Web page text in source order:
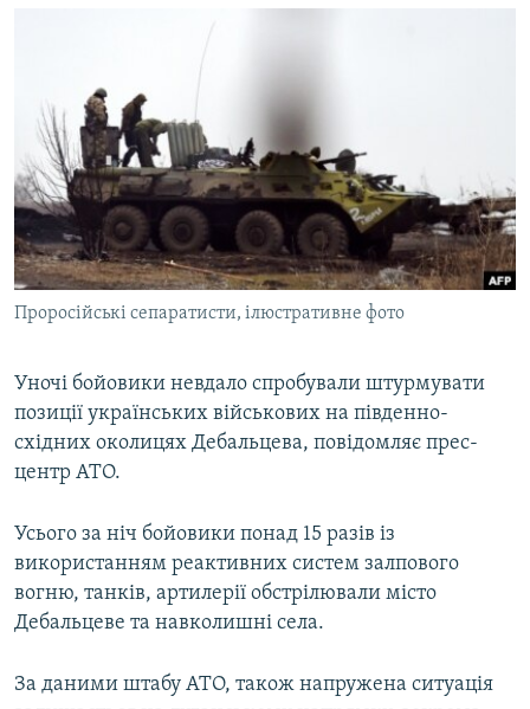
СПЕЦПРОЕКТИ
ДЕПОРТАЦІЯ
ВІДЕОУРОКИ «ELIFBE»
СВІДЧЕННЯ ОКУПАЦІЇ
УКРАЇНСЬКА ПРОБЛЕМА КРИМУ
ІНФОГРАФІКА
ЯК ОБІЙТИ БЛОКУВАННЯ
Русский
Qırımtatar
ДОЛУЧАЙСЯ!
Усі сайти RFE/RL
Проросійські сепаратисти, ілюстративне фото
Уночі бойовики невдало спробували штурмувати
позиції українських військових на південно-
східних околицях Дебальцева, повідомляє прес-
центр АТО.
Усього за ніч бойовики понад 15 разів із
використанням реактивних систем залпового
вогню, танків, артилерії обстрілювали місто
Дебальцеве та навколишні села.
За даними штабу АТО, також напружена ситуація